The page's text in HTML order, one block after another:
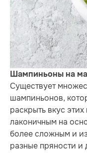
Шампиньоны на
Существует
шампиньонов,
раскрыть вкус
лаконичным на
более сложным и
разные пряности и